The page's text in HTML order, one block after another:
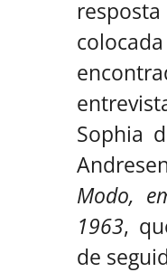
Sophia
Modo,
1963,
de